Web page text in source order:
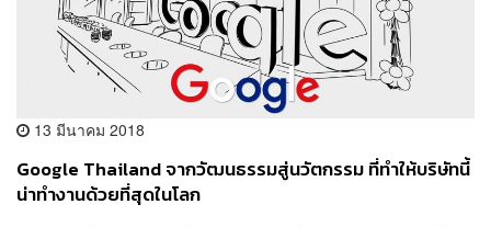
13 มีนาคม 2018
Google Thailand จากวัฒนธรรมสู่นวัตกรรม ที่ทำให้บริษัทนี้
น่าทำงานด้วยที่สุดในโลก